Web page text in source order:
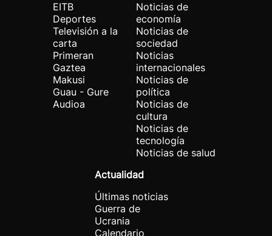
EITB
Deportes
Televisión a la
carta
Primeran
Gaztea
Makusi
Guau - Gure
Audioa
Noticias de
economía
Noticias de
sociedad
Noticias
internacionales
Noticias de
política
Noticias de
cultura
Noticias de
tecnología
Noticias de salud
Actualidad
Últimas noticias
Guerra de
Ucrania
Calendario